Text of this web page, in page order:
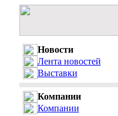
Новости
Лента новостей
Выставки
Компании
Компании